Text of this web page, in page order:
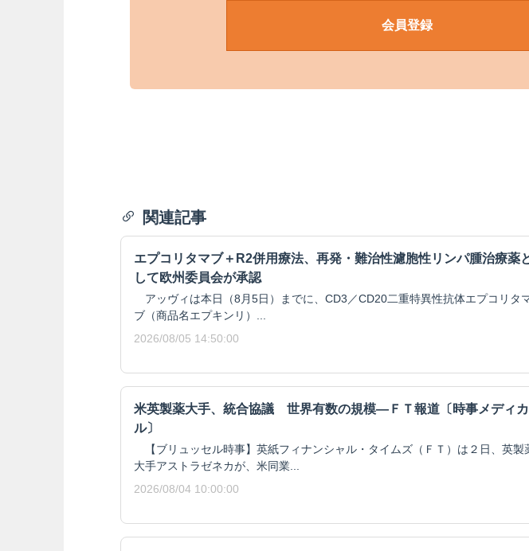
会員登録
関連記事
エプコリタマブ＋R2併用療法、再発・難治性濾胞性リンパ腫治療薬
して欧州委員会が承認
アッヴィは本日（8月5日）までに、CD3／CD20二重特異性抗体エプコリタ
ブ（商品名エプキンリ）...
2026/08/05 14:50:00
米英製薬大手、統合協議 世界有数の規模―ＦＴ報道〔時事メディカ
ル〕
【ブリュッセル時事】英紙フィナンシャル・タイムズ（ＦＴ）は２日、英製
大手アストラゼネカが、米同業...
2026/08/04 10:00:00